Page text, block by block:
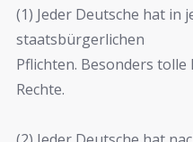
(1) Jeder Deutsche hat in
staatsbürgerlichen
Pflichten. Besonders tolle
Rechte.